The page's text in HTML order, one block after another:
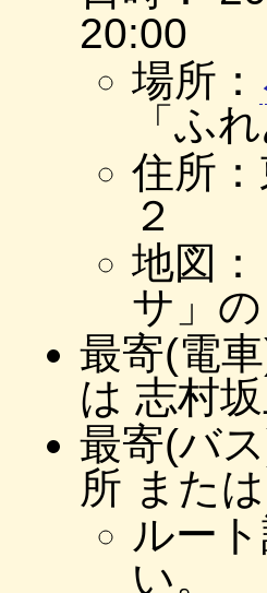
20:00
場所：
「ふ
住所
２
地図
サ」
最寄(電
は 志村
最寄(バ
所 また
ルー
い。